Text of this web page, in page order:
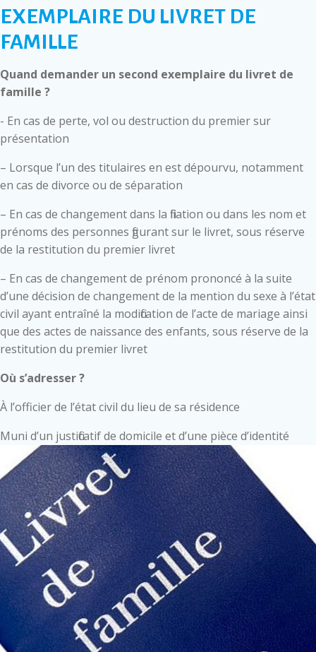
EXEMPLAIRE DU LIVRET DE
FAMILLE
Quand demander un second exemplaire du livret de
famille ?
- En cas de perte, vol ou destruction du premier sur
présentation
– Lorsque l’un des titulaires en est dépourvu, notamment
en cas de divorce ou de séparation
– En cas de changement dans la filiation ou dans les nom et
prénoms des personnes figurant sur le livret, sous réserve
de la restitution du premier livret
– En cas de changement de prénom prononcé à la suite
d’une décision de changement de la mention du sexe à l’état
civil ayant entraîné la modification de l’acte de mariage ainsi
que des actes de naissance des enfants, sous réserve de la
restitution du premier livret
Où s’adresser ?
À l’officier de l’état civil du lieu de sa résidence
Muni d’un justificatif de domicile et d’une pièce d’identité